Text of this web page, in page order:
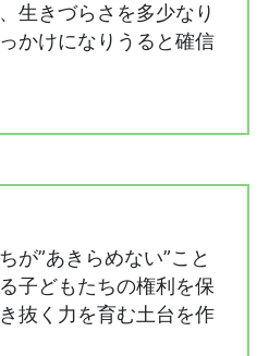
生きづらさを多少なり
かけになりうると確信
が”あきらめない”こと
子どもたちの権利を保
抜く力を育む土台を作